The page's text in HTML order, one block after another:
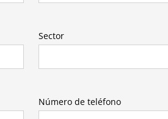
Sector
Número de teléfono